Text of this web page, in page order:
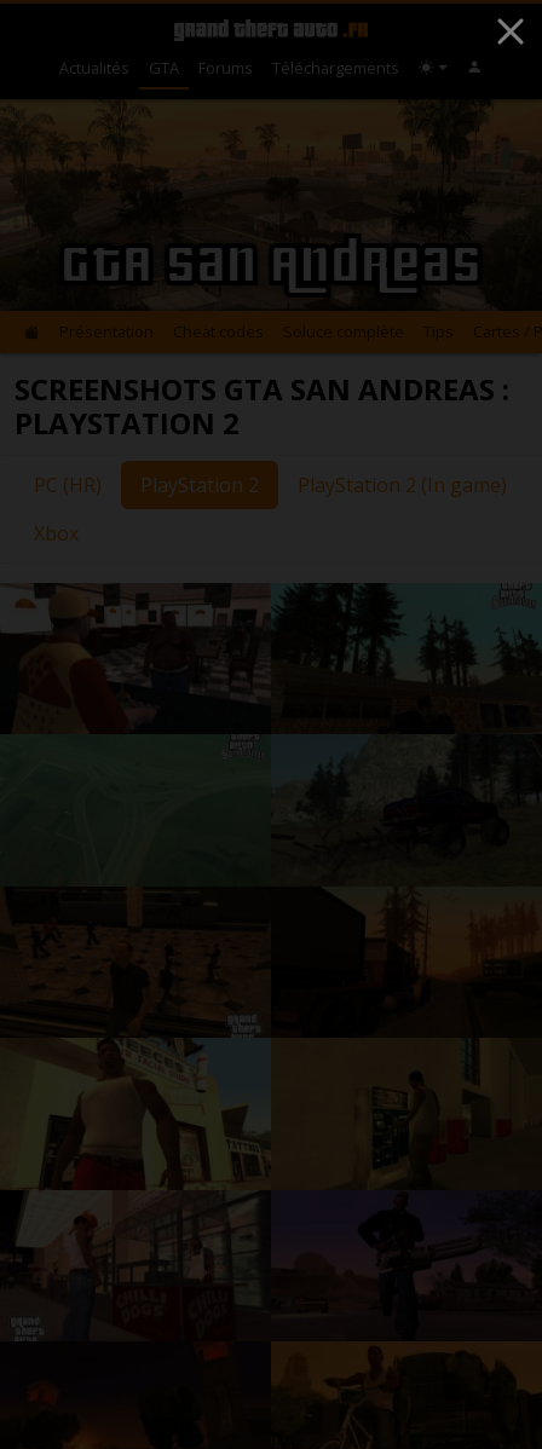
Actualités GTA Forums Téléchargements
GTA San Andreas
Présentation Cheat codes Soluce complète Tips Cartes /
SCREENSHOTS GTA SAN ANDREAS :
PLAYSTATION 2
PC (HR) PlayStation 2
PlayStation 2 (In game)
Xbox